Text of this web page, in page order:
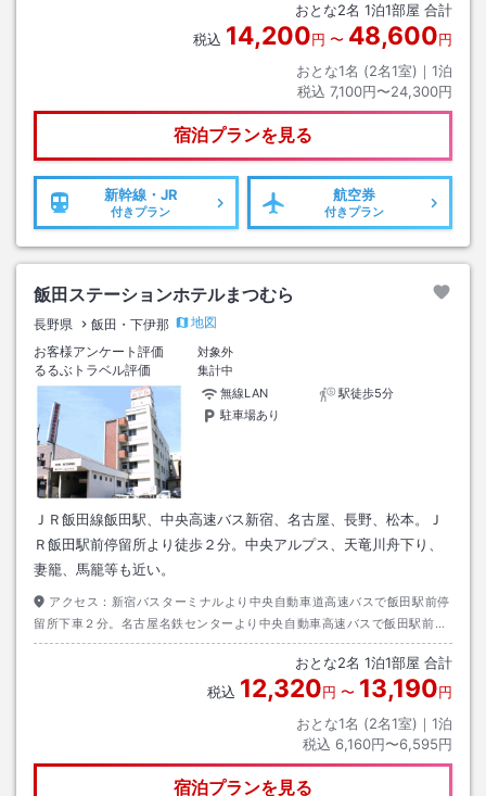
おとな2名 1泊1部屋 合計
税込 14,200円 〜 48,600円
おとな1名 (2名1室)｜ 1泊
税込 7,100円〜24,300円
宿泊プランを見る
新幹線・JR
付きプラン
航空券
付きプラン
飯田ステーションホテルまつむら
長野県 飯田・下伊那
地図
お客様アンケート評価
対象外
るるぶトラベル評価
集計中
無線LAN
駅徒歩5分
駐車場あり
ＪＲ飯田線飯田駅、中央高速バス新宿、名古屋、長野、松本。Ｊ
Ｒ飯田駅前停留所より徒歩２分。中央アルプス、天竜川舟下り、
妻籠、馬籠等も近い。
アクセス： 新宿バスターミナルより中央自動車道高速バスで飯田駅前停
留所下車２分。名古屋名鉄センターより中央自動車高速バスで飯田駅前停
留所下車２分。長野松本高速道バスで飯田駅前停留所下車２分。
おとな2名 1泊1部屋 合計
税込 12,320円 〜 13,190円
おとな1名 (2名1室)｜ 1泊
税込 6,160円〜6,595円
宿泊プランを見る